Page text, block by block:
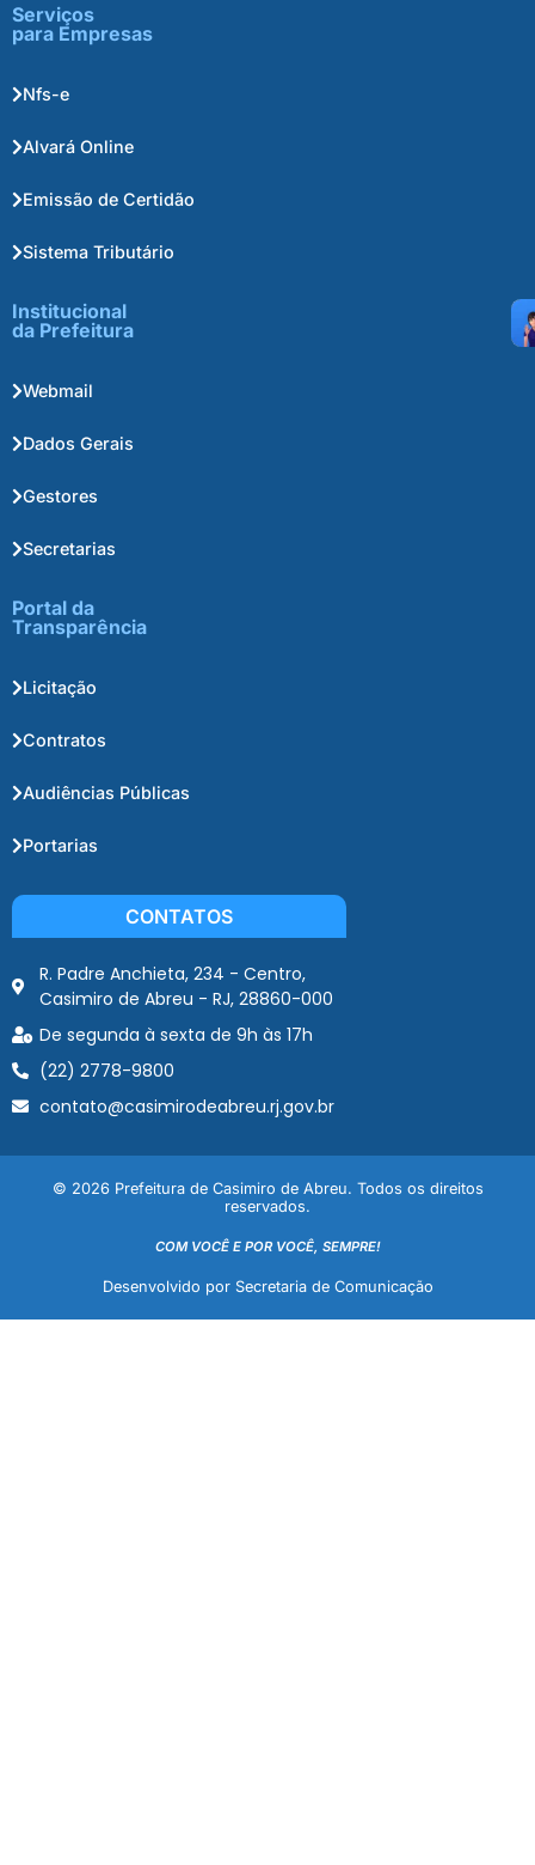
Serviços
para Empresas
Nfs-e
Alvará Online
Emissão de Certidão
Sistema Tributário
Institucional
da Prefeitura
Webmail
Dados Gerais
Gestores
Secretarias
Portal da
Transparência
Licitação
Contratos
Audiências Públicas
Portarias
CONTATOS
R. Padre Anchieta, 234 - Centro,
Casimiro de Abreu - RJ, 28860-000
De segunda à sexta de 9h às 17h
(22) 2778-9800
contato@casimirodeabreu.rj.gov.br
© 2026 Prefeitura de Casimiro de Abreu. Todos os direitos
reservados.
COM VOCÊ E POR VOCÊ, SEMPRE!
Desenvolvido por Secretaria de Comunicação